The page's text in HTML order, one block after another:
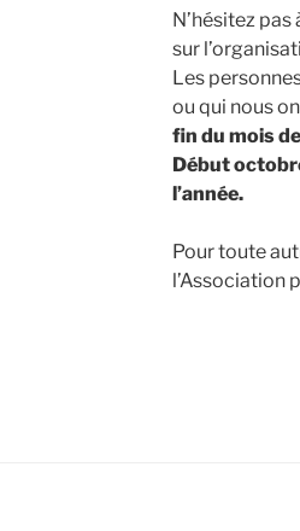
N’hésitez
sur
Les
ou qui nous
fin du mois
Début
l’année.
Pour toute
l’Association